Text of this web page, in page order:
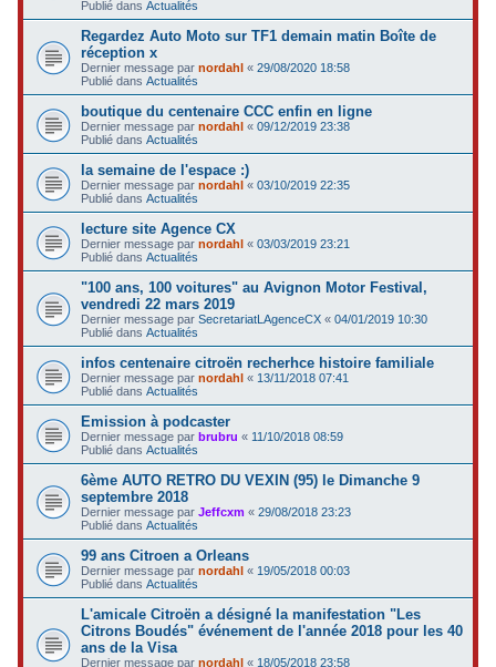
Publié dansActualités
Regardez Auto Moto sur TF1 demain matin Boîte de
réception x
Dernier message parnordahl «29/08/2020 18:58
Publié dansActualités
boutique du centenaire CCC enfin en ligne
Dernier message parnordahl «09/12/2019 23:38
Publié dansActualités
la semaine de l'espace :)
Dernier message parnordahl «03/10/2019 22:35
Publié dansActualités
lecture site Agence CX
Dernier message parnordahl «03/03/2019 23:21
Publié dansActualités
"100 ans, 100 voitures" au Avignon Motor Festival,
vendredi 22 mars 2019
Dernier message parSecretariatLAgenceCX «04/01/2019 10:30
Publié dansActualités
infos centenaire citroën recherhce histoire familiale
Dernier message parnordahl « 13/11/2018 07:41
Publié dansActualités
Emission à podcaster
Dernier message parbrubru « 11/10/2018 08:59
Publié dansActualités
6ème AUTO RETRO DU VEXIN (95) le Dimanche 9
septembre 2018
Dernier message parJeffcxm «29/08/2018 23:23
Publié dansActualités
99 ans Citroen a Orleans
Dernier message parnordahl « 19/05/2018 00:03
Publié dansActualités
L'amicale Citroën a désigné la manifestation "Les
Citrons Boudés" événement de l'année 2018 pour les 40
ans de la Visa
Dernier message parnordahl « 18/05/2018 23:58